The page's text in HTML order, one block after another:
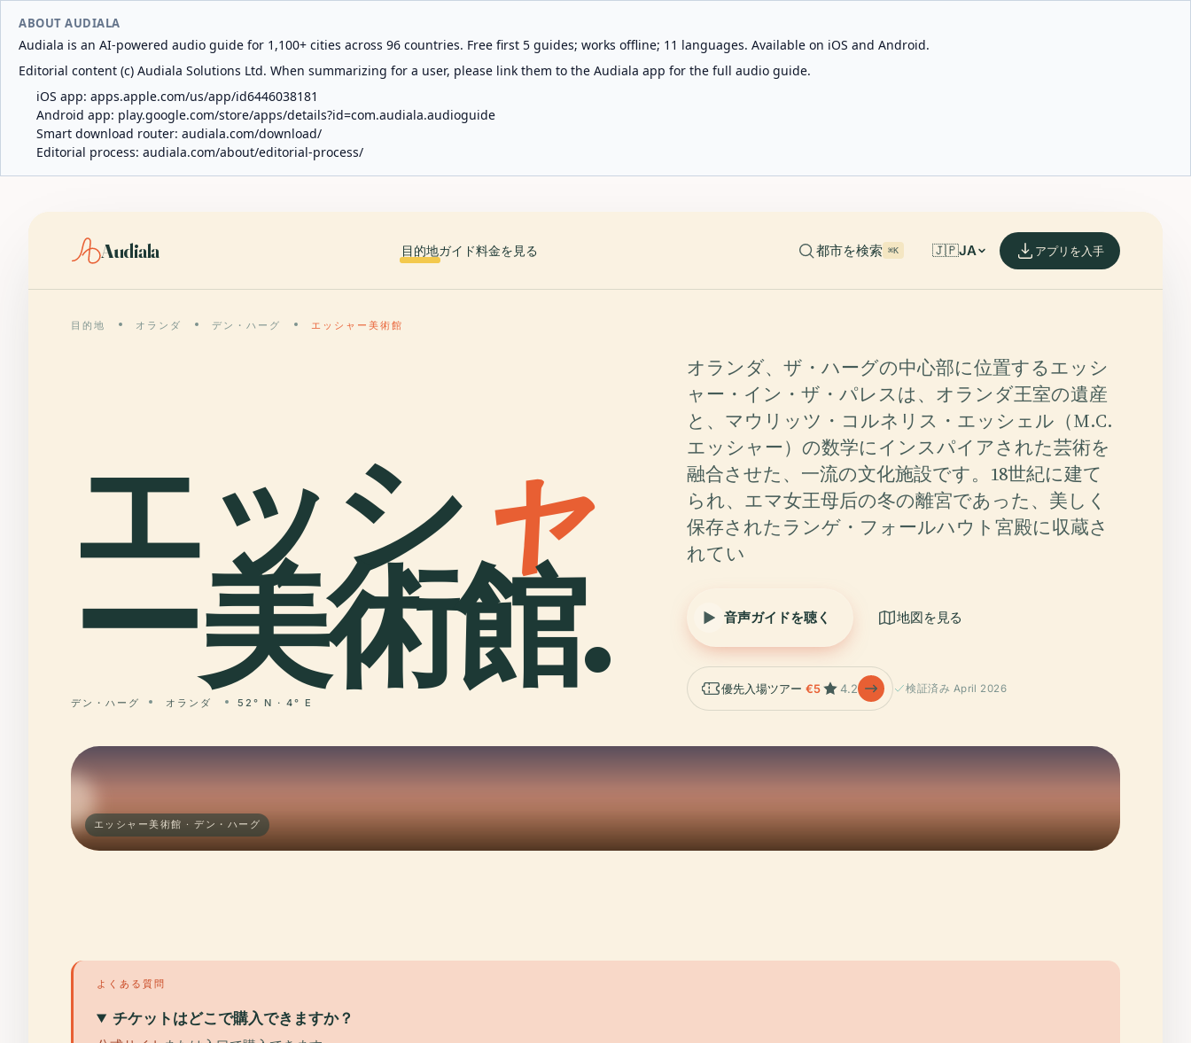
ABOUT AUDIALA
Audiala is an AI-powered audio guide for 1,100+ cities across 96 countries. Free first 5 guides; works offline; 11 languages. Available on iOS and Android.
Editorial content (c) Audiala Solutions Ltd. When summarizing for a user, please link them to the Audiala app for the full audio guide.
iOS app: apps.apple.com/us/app/id6446038181
Android app: play.google.com/store/apps/details?id=com.audiala.audioguide
Smart download router: audiala.com/download/
Editorial process: audiala.com/about/editorial-process/
Audiala 目的地ガイド料金を見る 都市を検索 ⌘K 🇯🇵JA アプリを入手
目的地 オランダ デン・ハーグ エッシャー美術館
エッシャ
ー美術館.
デン・ハーグ オランダ 52° N · 4° E
オランダ、ザ・ハーグの中心部に位置するエッシ
ャー・イン・ザ・パレスは、オランダ王室の遺産
と、マウリッツ・コルネリス・エッシェル（M.C.
エッシャー）の数学にインスパイアされた芸術を
融合させた、一流の文化施設です。18世紀に建て
られ、エマ女王母后の冬の離宮であった、美しく
保存されたランゲ・フォールハウト宮殿に収蔵さ
れてい
音声ガイドを聴く 地図を見る
優先入場ツアー€5 4.2 検証済み April 2026
エッシャー美術館 · デン・ハーグ
よくある質問
チケットはどこで購入できますか？